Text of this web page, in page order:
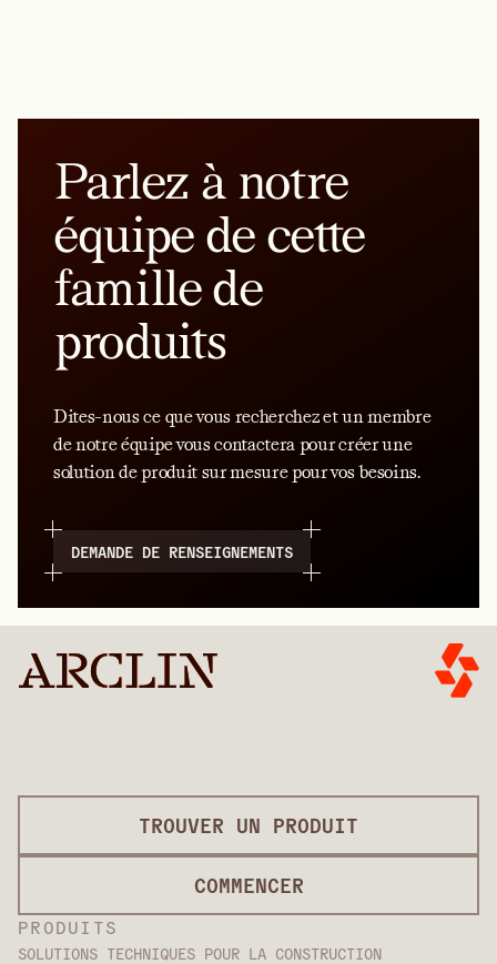
Parlez à notre
équipe de cette
famille de
produits
Dites-nous ce que vous recherchez et un membre
de notre équipe vous contactera pour créer une
solution de produit sur mesure pour vos besoins.
DEMANDE DE RENSEIGNEMENTS
PRODUITS
SOLUTIONS TECHNIQUES POUR LA CONSTRUCTION
TROUVER UN PRODUIT
COMMENCER